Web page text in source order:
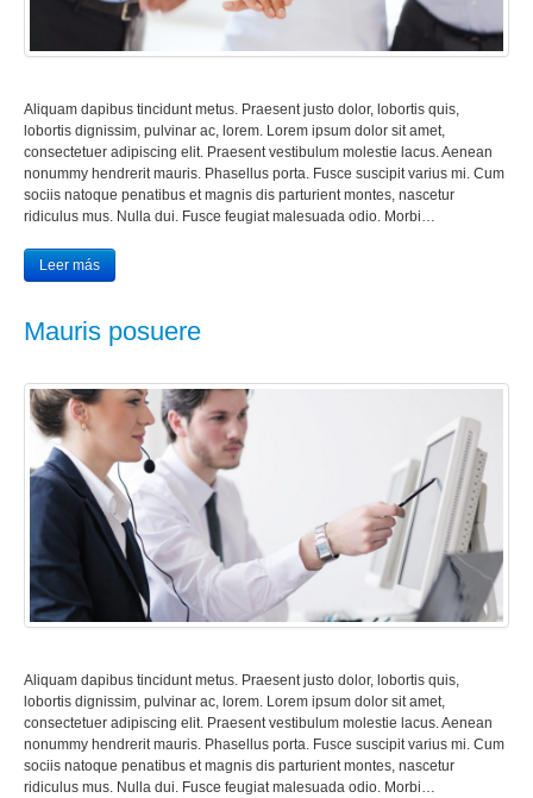
Aliquam dapibus tincidunt metus. Praesent justo dolor, lobortis quis,
lobortis dignissim, pulvinar ac, lorem. Lorem ipsum dolor sit amet,
consectetuer adipiscing elit. Praesent vestibulum molestie lacus. Aenean
nonummy hendrerit mauris. Phasellus porta. Fusce suscipit varius mi. Cum
sociis natoque penatibus et magnis dis parturient montes, nascetur
ridiculus mus. Nulla dui. Fusce feugiat malesuada odio. Morbi…
Leer más
Mauris posuere
Aliquam dapibus tincidunt metus. Praesent justo dolor, lobortis quis,
lobortis dignissim, pulvinar ac, lorem. Lorem ipsum dolor sit amet,
consectetuer adipiscing elit. Praesent vestibulum molestie lacus. Aenean
nonummy hendrerit mauris. Phasellus porta. Fusce suscipit varius mi. Cum
sociis natoque penatibus et magnis dis parturient montes, nascetur
ridiculus mus. Nulla dui. Fusce feugiat malesuada odio. Morbi…